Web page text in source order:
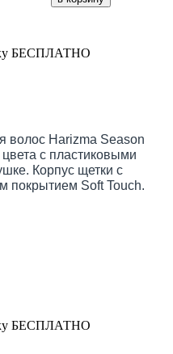
БЕСПЛАТНО
волос Harizma Season
с пластиковыми
Корпус щетки с
покрытием Soft Touch.
БЕСПЛАТНО